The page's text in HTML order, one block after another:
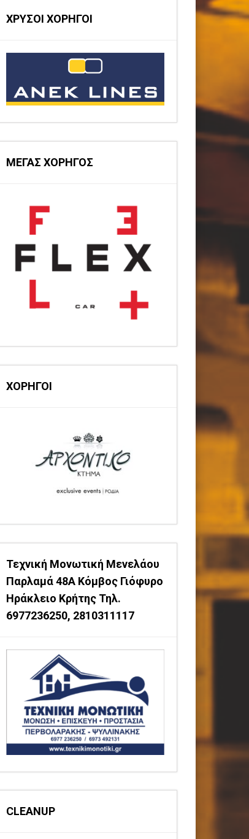
ΧΡΥΣΟΙ ΧΟΡΗΓΟΙ
ΜΕΓΑΣ ΧΟΡΗΓΟΣ
ΧΟΡΗΓΟΙ
Τεχνική Μονωτική Μενελάου
Παρλαμά 48Α Κόμβος Γιόφυρο
Ηράκλειο Κρήτης Τηλ.
6977236250, 2810311117
CLEANUP